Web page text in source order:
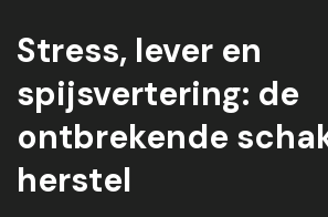
Stress, lever en
spijsvertering: de
ontbrekende
herstel